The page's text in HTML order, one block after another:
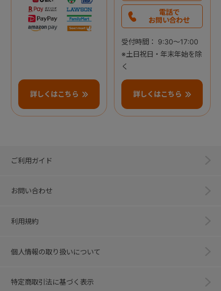
詳しくはこちら
電話で
お問い合わせ
受付時間： 9:30～17:00
※土日祝日・年末年始を除
く
詳しくはこちら
ご利用ガイド
お問い合わせ
利用規約
個人情報の取り扱いについて
特定商取引法に基づく表示